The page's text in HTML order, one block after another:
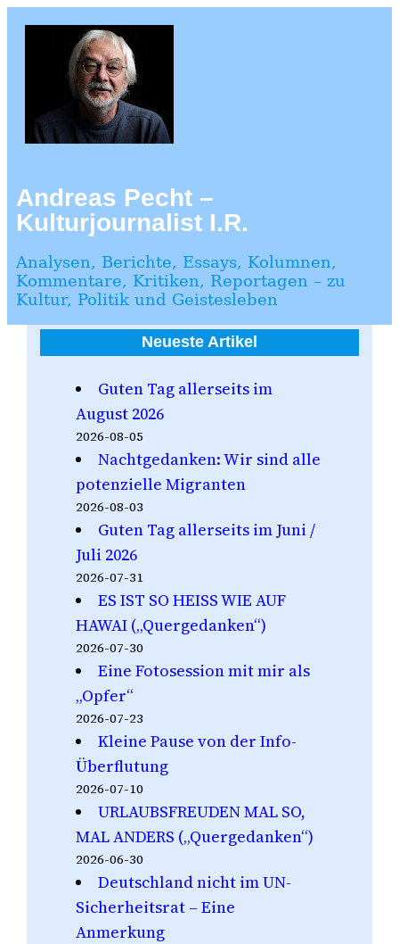
springen
Andreas Pecht –
Kulturjournalist I.R.
Analysen, Berichte, Essays, Kolumnen,
Kommentare, Kritiken, Reportagen – zu
Kultur, Politik und Geistesleben
Neueste Artikel
Guten Tag allerseits im
August 2026
2026-08-05
Nachtgedanken: Wir sind alle
potenzielle Migranten
2026-08-03
Guten Tag allerseits im Juni /
Juli 2026
2026-07-31
ES IST SO HEISS WIE AUF
HAWAI („Quergedanken“)
2026-07-30
Eine Fotosession mit mir als
„Opfer“
2026-07-23
Kleine Pause von der Info-
Überflutung
2026-07-10
URLAUBSFREUDEN MAL SO,
MAL ANDERS („Quergedanken“)
2026-06-30
Deutschland nicht im UN-
Sicherheitsrat – Eine
Anmerkung